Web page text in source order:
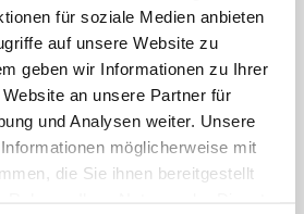
für soziale Medien anbieten
auf unsere Website zu
geben wir Informationen zu Ihrer
an unsere Partner für
und Analysen weiter. Unsere
möglicherweise mit
die Sie ihnen bereitgestellt